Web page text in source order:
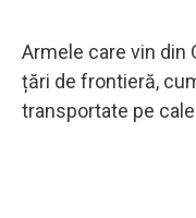
Armele care vin
țări de frontieră,
transportate pe